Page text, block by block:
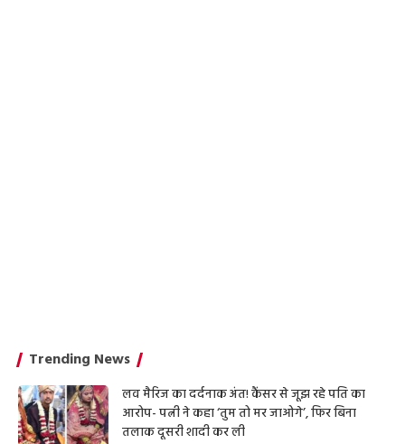
Trending News
लव मैरिज का दर्दनाक अंत! कैंसर से जूझ रहे पति का
आरोप- पत्नी ने कहा ‘तुम तो मर जाओगे’, फिर बिना
तलाक दूसरी शादी कर ली